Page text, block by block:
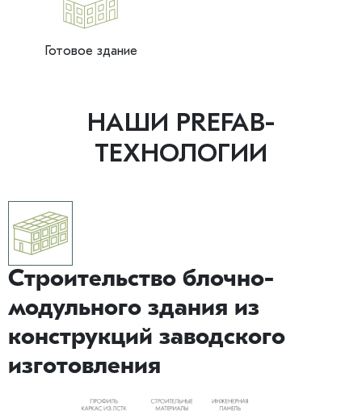
Готовое здание
НАШИ PREFAB-
ТЕХНОЛОГИИ
Строительство блочно-
модульного здания из
конструкций заводского
изготовления